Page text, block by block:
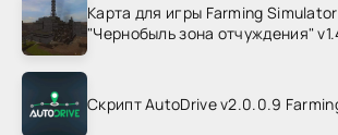
Карта для игры Farming Simulator
"Чернобыль зона отчуждения"
Скрипт AutoDrive v2.0.0.9